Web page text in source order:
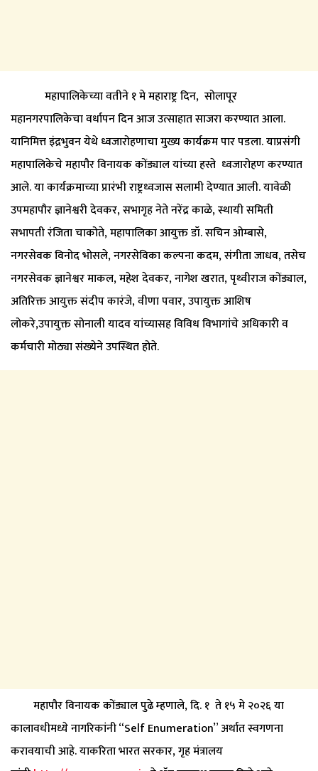
महापालिकेच्या वतीने १ मे महाराष्ट्र दिन, सोलापूर
महानगरपालिकेचा वर्धापन दिन आज उत्साहात साजरा करण्यात आला.
यानिमित्त इंद्रभुवन येथे ध्वजारोहणाचा मुख्य कार्यक्रम पार पडला. याप्रसंगी
महापालिकेचे महापौर विनायक कोंड्याल यांच्या हस्ते ध्वजारोहण करण्यात
आले. या कार्यक्रमाच्या प्रारंभी राष्ट्रध्वजास सलामी देण्यात आली. यावेळी
उपमहापौर ज्ञानेश्वरी देवकर, सभागृह नेते नरेंद्र काळे, स्थायी समिती
सभापती रंजिता चाकोते, महापालिका आयुक्त डॉ. सचिन ओम्बासे,
नगरसेवक विनोद भोसले, नगरसेविका कल्पना कदम, संगीता जाधव, तसेच
नगरसेवक ज्ञानेश्वर माकल, महेश देवकर, नागेश खरात, पृथ्वीराज कोंड्याल,
अतिरिक्त आयुक्त संदीप कारंजे, वीणा पवार, उपायुक्त आशिष
लोकरे,उपायुक्त सोनाली यादव यांच्यासह विविध विभागांचे अधिकारी व
कर्मचारी मोठ्या संख्येने उपस्थित होते.
महापौर विनायक कोंड्याल पुढे म्हणाले, दि. १ ते १५ मे २०२६ या
कालावधीमध्ये नागरिकांनी “Self Enumeration” अर्थात स्वगणना
करावयाची आहे. याकरिता भारत सरकार, गृह मंत्रालय